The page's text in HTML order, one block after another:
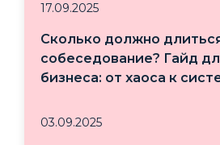
17.09.2025
Сколько должно
собеседование? Гайд
бизнеса: от хаоса к
03.09.2025